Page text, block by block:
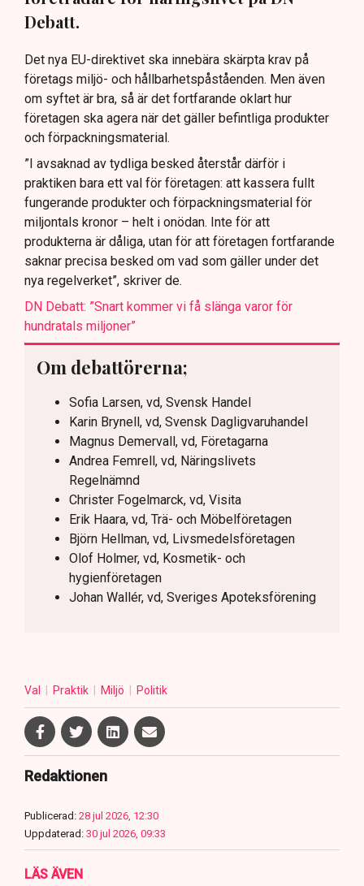
Debatt.
Det nya EU-direktivet ska innebära skärpta krav på
företags miljö- och hållbarhetspåståenden. Men även
om syftet är bra, så är det fortfarande oklart hur
företagen ska agera när det gäller befintliga produkter
och förpackningsmaterial.
”I avsaknad av tydliga besked återstår därför i
praktiken bara ett val för företagen: att kassera fullt
fungerande produkter och förpackningsmaterial för
miljontals kronor – helt i onödan. Inte för att
produkterna är dåliga, utan för att företagen fortfarande
saknar precisa besked om vad som gäller under det
nya regelverket”, skriver de.
DN Debatt: ”Snart kommer vi få slänga varor för
hundratals miljoner”
Om debattörerna;
Sofia Larsen, vd, Svensk Handel
Karin Brynell, vd, Svensk Dagligvaruhandel
Magnus Demervall, vd, Företagarna
Andrea Femrell, vd, Näringslivets
Regelnämnd
Christer Fogelmarck, vd, Visita
Erik Haara, vd, Trä- och Möbelföretagen
Björn Hellman, vd, Livsmedelsföretagen
Olof Holmer, vd, Kosmetik- och
hygienföretagen
Johan Wallér, vd, Sveriges Apoteksförening
Val Praktik Miljö Politik
Redaktionen
Publicerad: 28 jul 2026, 12:30
Uppdaterad: 30 jul 2026, 09:33
LÄS ÄVEN